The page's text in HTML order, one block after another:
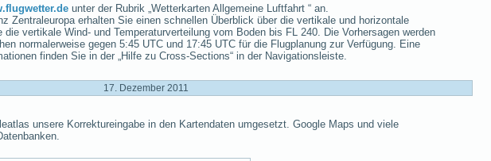
unter der Rubrik „Wetterkarten Allgemeine Luftfahrt “ an.
Zentraleuropa erhalten Sie einen schnellen Überblick über die vertikale und horizontale
vertikale Wind- und Temperaturverteilung vom Boden bis FL 240. Die Vorhersagen werden
normalerweise gegen 5:45 UTC und 17:45 UTC für die Flugplanung zur Verfügung. Eine
finden Sie in der „Hilfe zu Cross-Sections“ in der Navigationsleiste.
17. Dezember 2011
unsere Korrektureingabe in den Kartendaten umgesetzt. Google Maps und viele